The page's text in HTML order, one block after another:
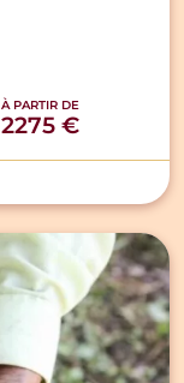
À PARTIR DE
2275 €